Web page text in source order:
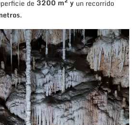
de 3200 m y un recorrido
.